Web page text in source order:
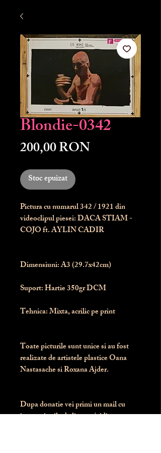
Blondie-0342
200,00 RONPreț
Stoc epuizat
Pictura cu numarul342/ 1921 din
videoclipul piesei: DACA STIAM -
COJO ft. AYLIN CADIR
Dimensiuni: A3 (29.7x42cm)
Suport: Hartie 350gr DCM
Tehnica: Mixta, acrilic pe print
Toate picturile sunt unice si au fost
realizate de artistele plastice Oana
Nastasache si Roxana Ajder.
Dupa donatie vei primi un mail cu
instructiunile de livrare / ridicare.